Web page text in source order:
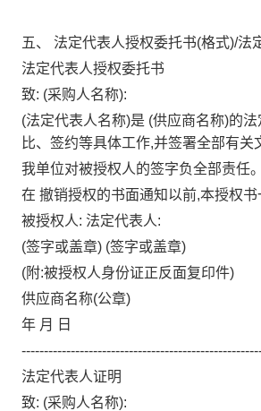
五、 法定代表人授权委托书(格式)/法
法定代表人授权委托书
致: (采购人名称):
(法定代表人名称)是 (供应商名称)的
比、签约等具体工作,并签署全部有关
我单位对被授权人的签字负全部责任。
在 撤销授权的书面通知以前,本授权
被授权人: 法定代表人:
(签字或盖章) (签字或盖章)
(附:被授权人身份证正反面复印件)
供应商名称(公章)
年 月
日
法定代表人证明
致: (采购人名称):